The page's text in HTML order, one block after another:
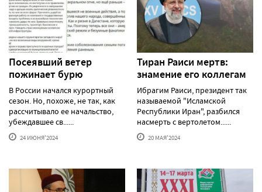
Посеявший ветер
пожинает бурю
В России начался курортный
сезон. Но, похоже, не так, как
рассчитывало ее начальство,
убеждавшее св......
24 ИЮНЯ'2024
Тиран Раиси мертв:
знамение его коллегам
Ибрагим Раиси, президент так
называемой "Исламской
Республики Иран", разбился
насмерть с вертолетом......
20 МАЯ'2024